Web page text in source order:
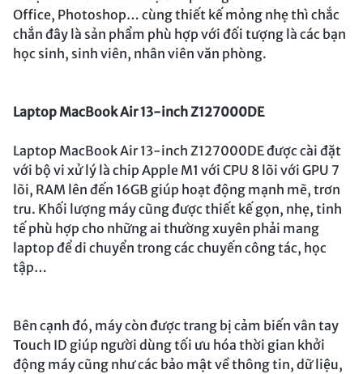
Office, Photoshop… cùng thiết kế mỏng nhẹ thì chắc
chắn đây là sản phẩm phù hợp với đối tượng là các bạn
học sinh, sinh viên, nhân viên văn phòng.
Laptop MacBook Air 13-inch Z127000DE
Laptop MacBook Air 13-inch Z127000DE được cài đặt
với bộ vi xử lý là chip Apple M1 với CPU 8 lõi với GPU 7
lõi, RAM lên đến 16GB giúp hoạt động mạnh mẽ, trơn
tru. Khối lượng máy cũng được thiết kế gọn, nhẹ, tinh
tế phù hợp cho những ai thường xuyên phải mang
laptop để di chuyển trong các chuyến công tác, học
tập…
Bên cạnh đó, máy còn được trang bị cảm biến vân tay
Touch ID giúp người dùng tối ưu hóa thời gian khởi
động máy cũng như các bảo mật về thông tin, dữ liệu,